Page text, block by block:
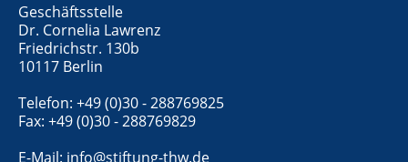
Geschäftsstelle
Dr. Cornelia Lawrenz
Friedrichstr. 130b
10117 Berlin
Telefon: +49 (0)30 - 288769825
Fax: +49 (0)30 - 288769829
E-Mail: info@stiftung-thw.de